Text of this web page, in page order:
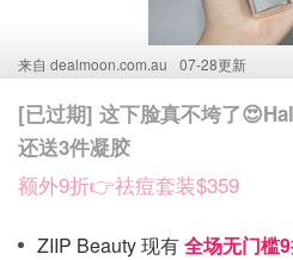
来自 dealmoon.com.au 07-28更新
[已过期] 这下脸真不垮了
还送3件凝胶
额外9折👉祛痘套装$359
ZIIP Beauty 现有全场无门槛